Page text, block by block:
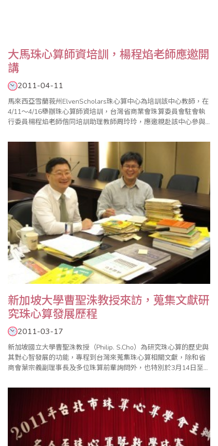
大馬珠心算師資培訓，楊程焰老師應邀開
講
2011-04-11
馬來西亞雪蘭莪州ElvenScholars珠心算中心為培訓該中心教師，在
4/11～4/16舉辦珠心算師資培訓，台灣省商業會珠算委員會駐會執
行委員楊程焰老師偕同培訓助理教師周玲玲，應邀親赴該中心參與
度，不但展現該中心培訓學員認真用心，優質的學與教的一面，從
該中心負責的Datin女士親自全程參與學習，更凸顯該中心辦好珠心
算教育的企圖心。我們欣喜..
新加坡大學曹聖洙教授來訪，蒐集文獻研
究珠心算發展歷程
2011-03-17
新加坡國立大學曹聖洙教授（Philip. S.Cho）為研究珠心算的歷史與
其對心智發展的功能，專程到台灣來蒐集珠心算相關文獻，除和省
商會葉宗義副理事長及多位珠算前輩詢問外，也特別於3月14日至
會楊程焰駐會執行委員等協助下，查閱文獻並提供相關資料。曹教
授畢業於美國麻省理工學院，在賓州州立大學取得歷史和社會學博
士，目前在新加坡大學亞洲研究中心..